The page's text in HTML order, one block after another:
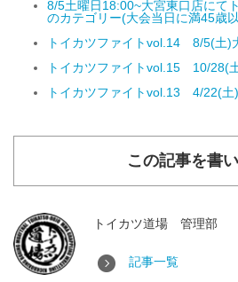
8/5土曜日18:00~大宮東口店にて
のカテゴリー(大会当日に満45歳
トイカツファイトvol.14 8/5(土)
トイカツファイトvol.15 10/28(
トイカツファイトvol.13 4/22(土)
この記事を書
トイカツ道場 管理部
記事一覧